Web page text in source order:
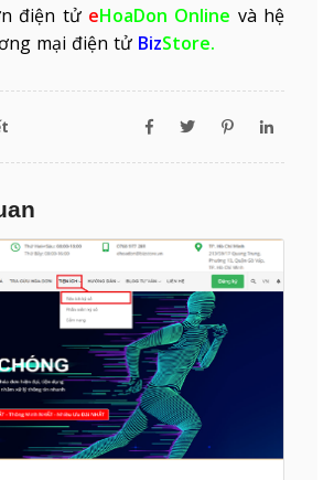
điện tử eHoaDon Online và hệ
mại điện tử BizStore.